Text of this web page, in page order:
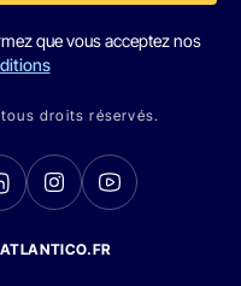
que vous acceptez nos
droits réservés.